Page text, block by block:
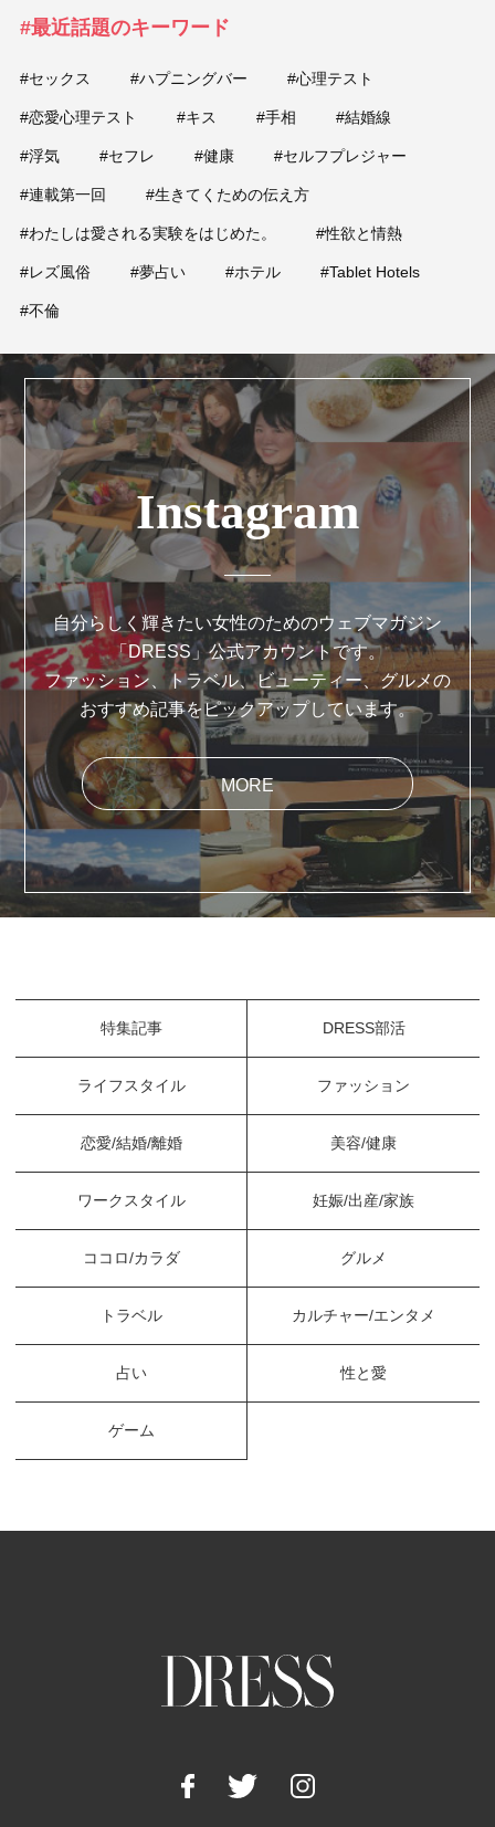
#最近話題のキーワード
#セックス #ハプニングバー #心理テスト
#恋愛心理テスト #キス #手相 #結婚線
#浮気 #セフレ #健康 #セルフプレジャー
#連載第一回 #生きてくための伝え方
#わたしは愛される実験をはじめた。 #性欲と情熱
#レズ風俗 #夢占い #ホテル #Tablet Hotels
#不倫
Instagram
自分らしく輝きたい女性のためのウェブマガジン
「DRESS」公式アカウントです。
ファッション、トラベル、ビューティー、グルメの
おすすめ記事をピックアップしています。
MORE
特集記事 DRESS部活
ライフスタイル ファッション
恋愛/結婚/離婚 美容/健康
ワークスタイル 妊娠/出産/家族
ココロ/カラダ グルメ
トラベル カルチャー/エンタメ
占い 性と愛
ゲーム